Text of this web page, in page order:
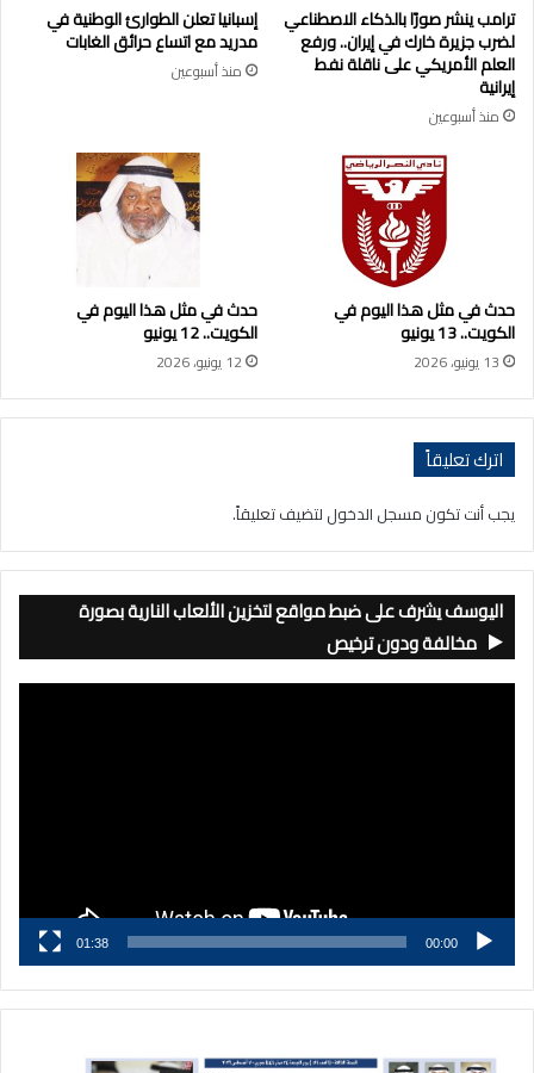
ترامب ينشر صورًا بالذكاء الاصطناعي
لضرب جزيرة خارك في إيران.. ورفع
العلم الأمريكي على ناقلة نفط
إيرانية
منذ أسبوعين
إسبانيا تعلن الطوارئ الوطنية في
مدريد مع اتساع حرائق الغابات
منذ أسبوعين
حدث في مثل هذا اليوم في
الكويت.. 13 يونيو
13 يونيو، 2026
حدث في مثل هذا اليوم في
الكويت.. 12 يونيو
12 يونيو، 2026
اترك تعليقاً
يجب أنت تكون مسجل الدخول لتضيف تعليقاً.
اليوسف يشرف على ضبط مواقع لتخزين الألعاب النارية بصورة
مخالفة ودون ترخيص
00:00
01:38